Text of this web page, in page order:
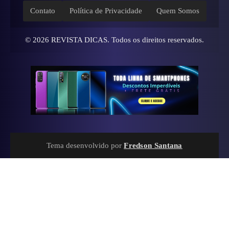
Contato Política de Privacidade Quem Somos
© 2026 REVISTA DICAS. Todos os direitos reservados.
Tema desenvolvido por Fredson Santana